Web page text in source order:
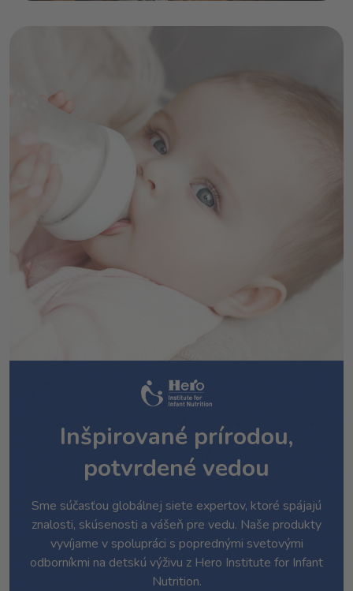
Inšpirované prírodou,
potvrdené vedou
Sme súčasťou globálnej siete expertov, ktoré spájajú
znalosti, skúsenosti a vášeň pre vedu. Naše produkty
vyvíjame v spolupráci s poprednými svetovými
odborníkmi na detskú výživu z Hero Institute for Infant
Nutrition.